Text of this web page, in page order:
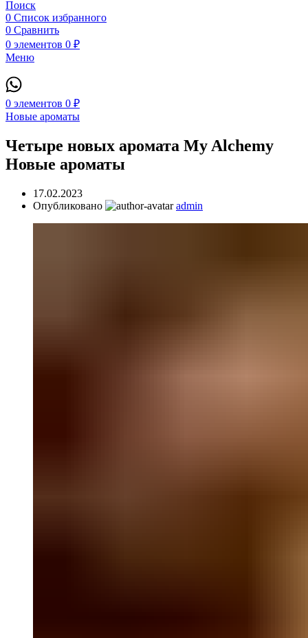
Поиск
0 Список избранного
0 Сравнить
0 элементов 0 ₽
Меню
0 элементов 0 ₽
Новые ароматы
Четыре новых аромата My Alchemy
Новые ароматы
17.02.2023
Опубликовано
admin